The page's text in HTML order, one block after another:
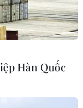
Hàn Quốc